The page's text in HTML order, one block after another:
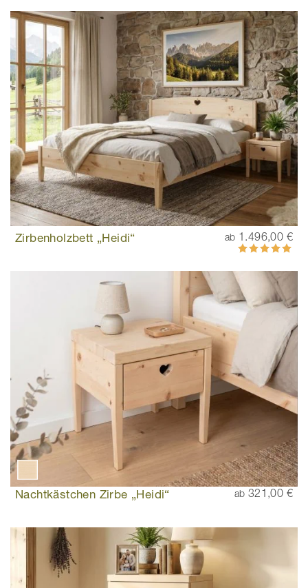
Zirbenholzbett „Heidi“ ab 1.496,00 €
Bewertung:
100%
Nachtkästchen Zirbe „Heidi“ ab 321,00 €